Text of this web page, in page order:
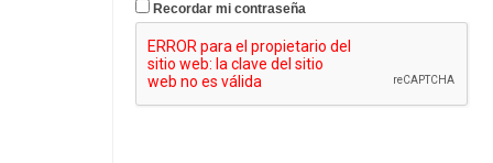
Recordar mi contraseña